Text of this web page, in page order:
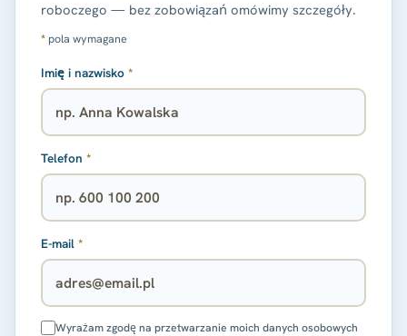
roboczego — bez zobowiązań omówimy szczegóły.
* pola wymagane
Imię i nazwisko *
Telefon *
E-mail *
Wyrażam zgodę na przetwarzanie moich danych osobowych